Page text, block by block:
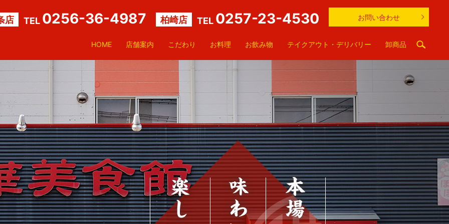
店 TEL 0256-36-4987 柏崎店 TEL 0257-23-4530 お問い合わせ
HOME 店舗案内 こだわり お料理 お飲み物 テイクアウト・デリバリー 卸商品